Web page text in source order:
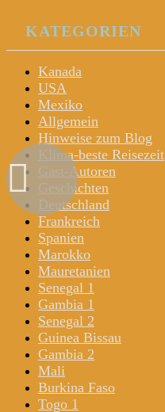
KATEGORIEN
Kanada
USA
Mexiko
Allgemein
Hinweise zum Blog
Klima-beste Reisezeit
Gast-Autoren
Geschichten
Deutschland
Frankreich
Spanien
Marokko
Mauretanien
Senegal 1
Gambia 1
Senegal 2
Guinea Bissau
Gambia 2
Mali
Burkina Faso
Togo 1